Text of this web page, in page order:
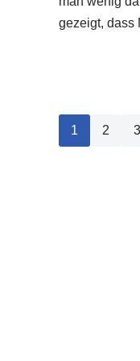
gezeigt,
1 2 3